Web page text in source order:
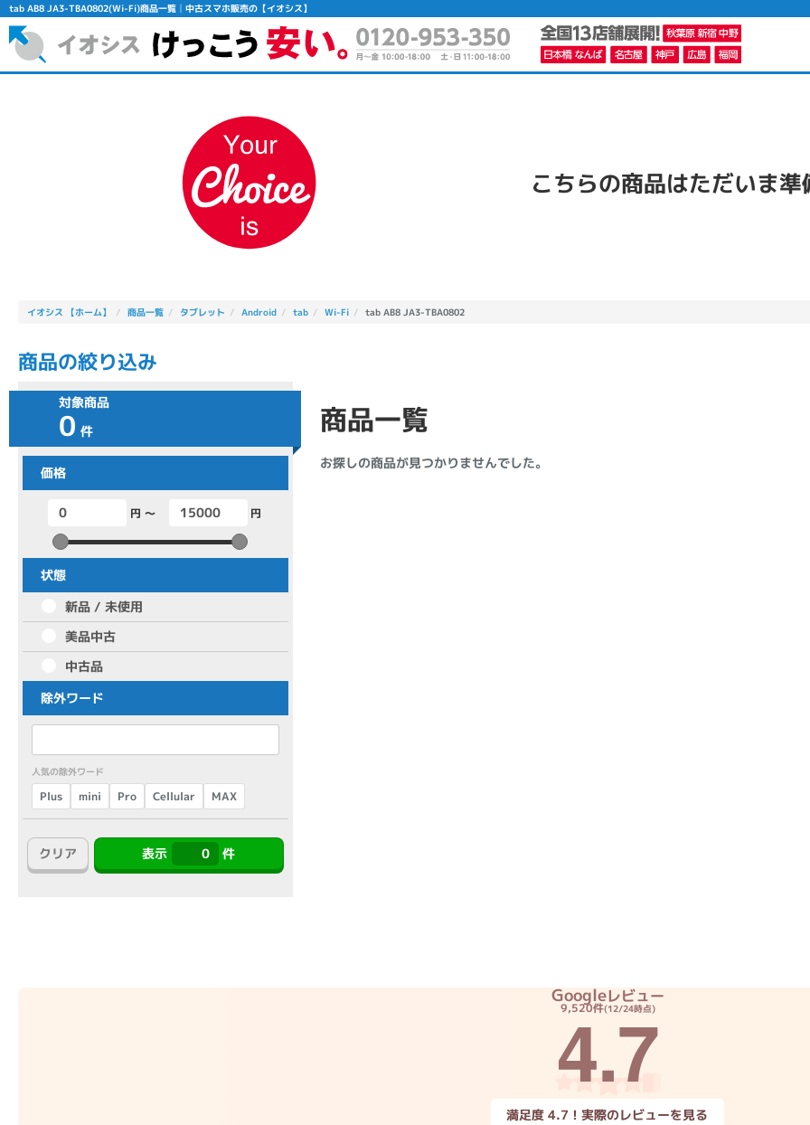
tab AB8 JA3-TBA0802(Wi-Fi)商品一覧│中古スマホ販売の【イオシス】
こちらの商品はただいま準
イオシス 【ホーム】 商品一覧 タブレット Android tab Wi-Fi tab AB8 JA3-TBA0802
商品の絞り込み
対象商品
0 件
価格
円 ～ 円
状態
新品 / 未使用
美品中古
中古品
除外ワード
人気の除外ワード
Plus mini Pro Cellular MAX
クリア 表示 0 件
商品一覧
お探しの商品が見つかりませんでした。
Googleレビュー
9,520件(12/24時点)
4.7
満足度 4.7！実際のレビューを見る
かんたんパソコン検索に切り替える
人気の検索ワード： Let's note EliteBook MacBook
シリーズ
商品シリーズ名・ブランド名の絞り込み。
dynabook LAVIE FMV Let's note
aspire
機能・特徴
商品の搭載機能による絞り込み
Webカメラ内蔵
新品/未使用 中古 新品
アウトレット
モニタサイズ
発売日